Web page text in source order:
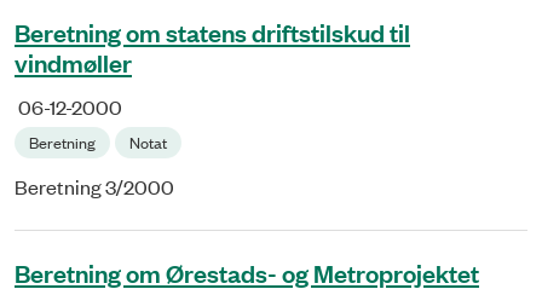
Beretning om statens driftstilskud til
vindmøller
06-12-2000
Beretning Notat
Beretning 3/2000
Beretning om Ørestads- og Metroprojektet